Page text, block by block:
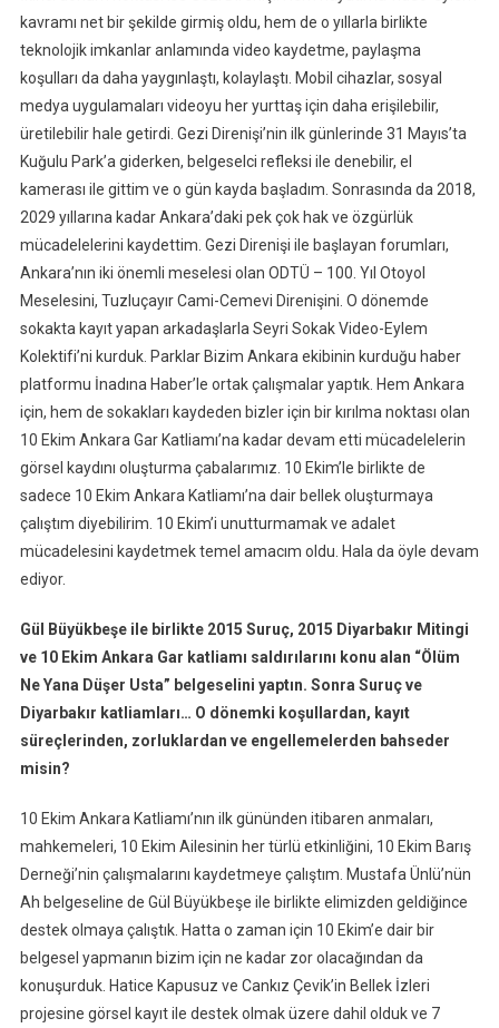
kavramı net bir şekilde girmiş oldu, hem de o yıllarla birlikte
teknolojik imkanlar anlamında video kaydetme, paylaşma
koşulları da daha yaygınlaştı, kolaylaştı. Mobil cihazlar, sosyal
medya uygulamaları videoyu her yurttaş için daha erişilebilir,
üretilebilir hale getirdi. Gezi Direnişi’nin ilk günlerinde 31 Mayıs’ta
Kuğulu Park’a giderken, belgeselci refleksi ile denebilir, el
kamerası ile gittim ve o gün kayda başladım. Sonrasında da 2018,
2029 yıllarına kadar Ankara’daki pek çok hak ve özgürlük
mücadelelerini kaydettim. Gezi Direnişi ile başlayan forumları,
Ankara’nın iki önemli meselesi olan ODTÜ – 100. Yıl Otoyol
Meselesini, Tuzluçayır Cami-Cemevi Direnişini. O dönemde
sokakta kayıt yapan arkadaşlarla Seyri Sokak Video-Eylem
Kolektifi’ni kurduk. Parklar Bizim Ankara ekibinin kurduğu haber
platformu İnadına Haber’le ortak çalışmalar yaptık. Hem Ankara
için, hem de sokakları kaydeden bizler için bir kırılma noktası olan
10 Ekim Ankara Gar Katliamı’na kadar devam etti mücadelelerin
görsel kaydını oluşturma çabalarımız. 10 Ekim’le birlikte de
sadece 10 Ekim Ankara Katliamı’na dair bellek oluşturmaya
çalıştım diyebilirim. 10 Ekim’i unutturmamak ve adalet
mücadelesini kaydetmek temel amacım oldu. Hala da öyle devam
ediyor.
Gül Büyükbeşe ile birlikte 2015 Suruç, 2015 Diyarbakır Mitingi
ve 10 Ekim Ankara Gar katliamı saldırılarını konu alan “Ölüm
Ne Yana Düşer Usta” belgeselini yaptın. Sonra Suruç ve
Diyarbakır katliamları… O dönemki koşullardan, kayıt
süreçlerinden, zorluklardan ve engellemelerden bahseder
misin?
10 Ekim Ankara Katliamı’nın ilk gününden itibaren anmaları,
mahkemeleri, 10 Ekim Ailesinin her türlü etkinliğini, 10 Ekim Barış
Derneği’nin çalışmalarını kaydetmeye çalıştım. Mustafa Ünlü’nün
Ah belgeseline de Gül Büyükbeşe ile birlikte elimizden geldiğince
destek olmaya çalıştık. Hatta o zaman için 10 Ekim’e dair bir
belgesel yapmanın bizim için ne kadar zor olacağından da
konuşurduk. Hatice Kapusuz ve Cankız Çevik’in Bellek İzleri
projesine görsel kayıt ile destek olmak üzere dahil olduk ve 7